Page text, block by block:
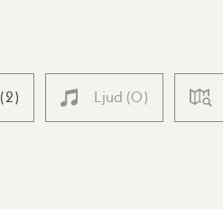
(2) Ljud (0)